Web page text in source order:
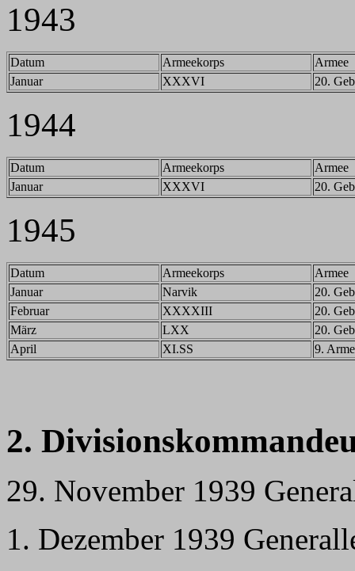
1943
Datum Armeekorps
Armee
Januar
XXXVI 20.
1944
Datum Armeekorps
Armee
Januar
XXXVI 20.
1945
Datum Armeekorps
Armee
Januar
Narvik
20.
Februar
XXXXIII
20.
März
LXX
20.
April
XI.SS 9.
2.
29. November 1939
1. Dezember 1939